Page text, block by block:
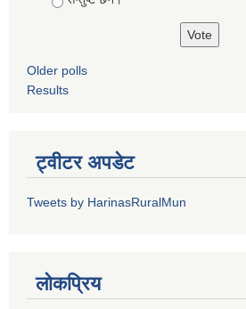
Older polls
Results
ट्वीटर अपडेट
Tweets by HarinasRuralMun
लोकप्रिय